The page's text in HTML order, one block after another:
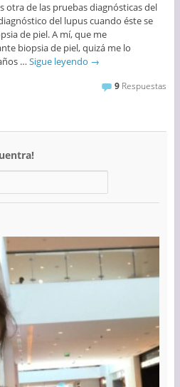
otra de las pruebas diagnósticas del
del lupus cuando éste se
de piel. A mí, que me
biopsia de piel, quizá me lo
… Sigue leyendo →
9 Respuestas